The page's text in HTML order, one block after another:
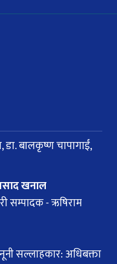
डा. बालकृष्ण चापागाईं,
खनाल
सम्पादक - ऋषिराम
सल्लाहकार: अधिबक्ता